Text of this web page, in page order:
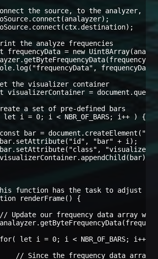
the source, to the analyzer,
the analyze frequencies
frequencyData = new
the visualizer container
visualizerContainer =
a set of pre-defined bars
let i = 0; i < NBR_OF_BARS; i++ ) {
bar =
"bar" + i);
"visualizer-
function has the task to adjust
renderFrame() {
Update our frequency data array
let i = 0; i < NBR_OF_BARS; i++ )
// Since the frequency data array